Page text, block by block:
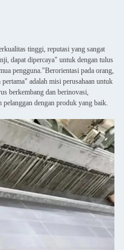
tinggi, reputasi yang sangat
dapat dipercaya" untuk dengan tulus
pengguna."Berorientasi pada orang,
adalah misi perusahaan untuk
berkembang dan berinovasi,
pelanggan dengan produk yang baik.